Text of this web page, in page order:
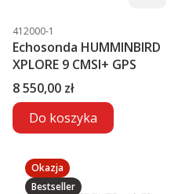
Kod produktu
412000-1
Echosonda HUMMINBIRD
XPLORE 9 CMSI+ GPS
Cena
8 550,00 zł
Do koszyka
Okazja
Bestseller